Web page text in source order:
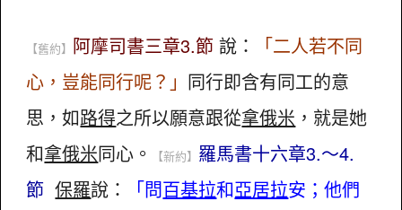
【舊約】 阿摩司書三章3.節說：
「二人若不同
心，豈能同行呢？」 同行即含有同工的意
思，如路得之所以願意跟從拿俄米 ，就是她
和拿俄米同心。 【新約】 羅馬書十六章3.～4.
節保羅說： 「問百基拉和亞居拉安；他們